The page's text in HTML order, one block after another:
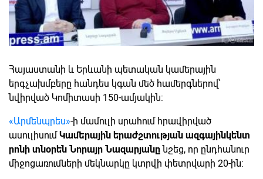
Հայաստանի և Երևանի պետական կամերային
երգչախմբերը հանդես կգան մեծ համերգներով՝
նվիրված Կոմիտասի 150-ամյակին:
«Արմենպրես»-ի մամուլի սրահում հրավիրված
ասուլիսումԿամերային երաժշտության ազգայինկենտ
րոնի տնօրեն Նորայր Նազարյանընշեց, որ ընդհանուր
միջոցառումների մեկնարկը կտրվի փետրվարի 20-ին: